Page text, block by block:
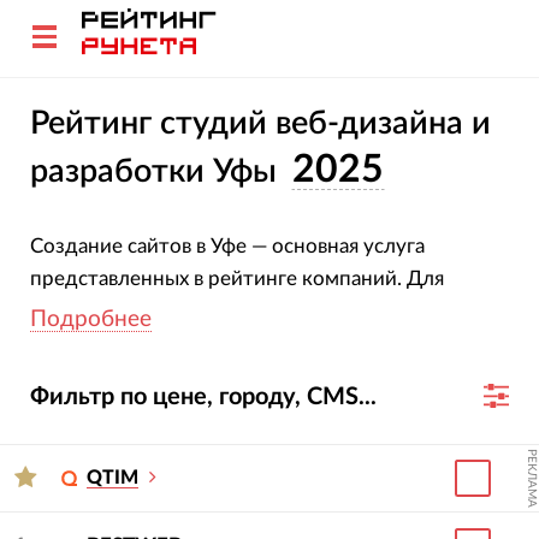
Рейтинг студий веб-дизайна и
разработки Уфы 2025
Создание сайтов в Уфе — основная услуга
представленных в рейтинге компаний. Для
построения данного рейтинга было
Чтобы узнать об участниках рейтинга больше —
на их карточки или сайты. Фильтр по стоимости
позволяет увидеть среднюю стоимость
Подробнее
Фильтр по цене, городу, CMS...
QTIM РЕКЛАМА